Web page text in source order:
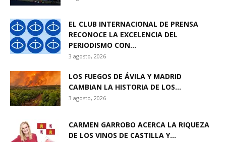
EL CLUB INTERNACIONAL DE PRENSA
RECONOCE LA EXCELENCIA DEL
PERIODISMO CON...
3 agosto, 2026
LOS FUEGOS DE ÁVILA Y MADRID
CAMBIAN LA HISTORIA DE LOS...
3 agosto, 2026
CARMEN GARROBO ACERCA LA RIQUEZA
DE LOS VINOS DE CASTILLA Y...